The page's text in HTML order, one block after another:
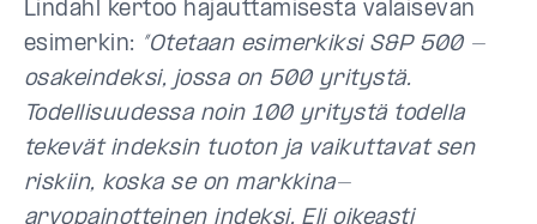
Lindahl kertoo hajauttamisesta valaisevan
esimerkin: ”Otetaan esimerkiksi S&P 500 -
osakeindeksi, jossa on 500 yritystä.
Todellisuudessa noin 100 yritystä todella
tekevät indeksin tuoton ja vaikuttavat sen
riskiin, koska se on markkina-
arvopainotteinen indeksi. Eli oikeasti